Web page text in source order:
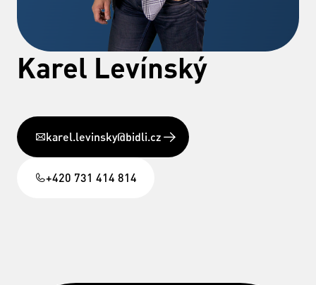
Karel Levínský
karel.levinsky@bidli.cz
+420 731 414 814